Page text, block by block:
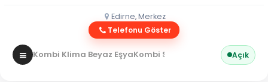
Edirne, Merkez
Telefonu Göster
Kombi Klima Beyaz EşyaKombi Servisi Açık